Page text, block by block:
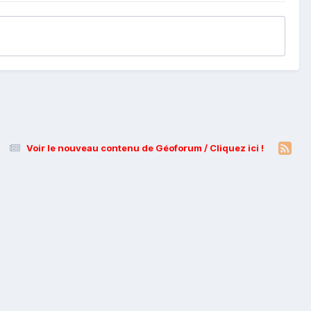
Voir le nouveau contenu de Géoforum / Cliquez ici !